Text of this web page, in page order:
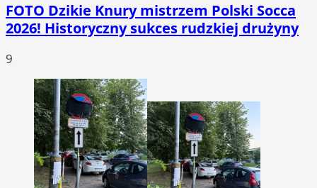
FOTO Dzikie Knury mistrzem Polski Socca
2026! Historyczny sukces rudzkiej drużyny
9